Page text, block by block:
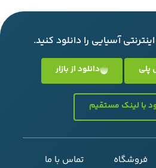
آسیایی را دانلود کنید.
پلی دانلود از بازار
با لینک مستقیم
فروشگاه
تماس با ما